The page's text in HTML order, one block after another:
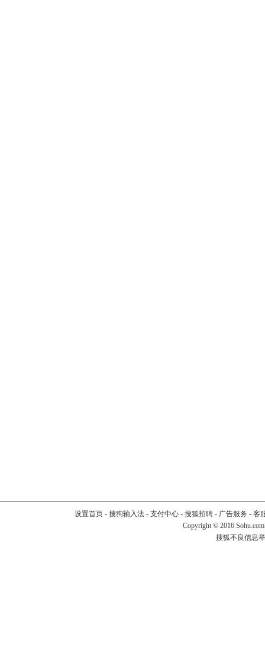
设置首页- 搜狗输入法- 支付中心- 搜狐招聘- 广告服务 - 客
Copyright © 2016
搜狐不良信息